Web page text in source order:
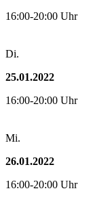
16:00-20:00 Uhr
Di.
25.01.2022
16:00-20:00 Uhr
Mi.
26.01.2022
16:00-20:00 Uhr